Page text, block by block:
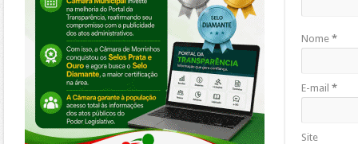
Nome *
E-mail *
Site